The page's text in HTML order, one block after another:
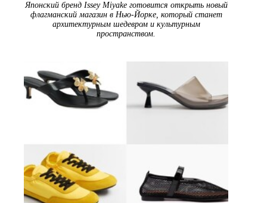
Японский бренд Issey Miyake готовится открыть новый
флагманский магазин в Нью-Йорке, который станет
архитектурным шедевром и культурным
пространством.